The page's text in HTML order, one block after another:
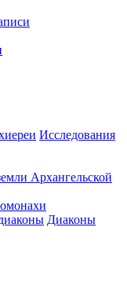
Исследования
Архангельской
Диаконы